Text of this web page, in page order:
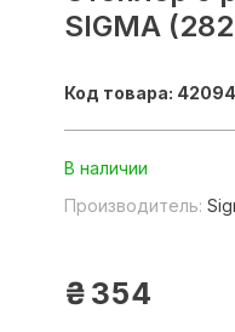
SIGMA
Код товара: 42094
В наличии
Производитель:
₴ 354